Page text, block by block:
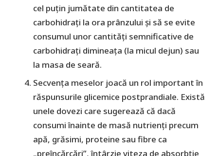
cel puțin jumătate din cantitatea de
carbohidrați la ora prânzului și să se evite
consumul unor cantități semnificative de
carbohidrați dimineața (la micul dejun) sau
la masa de seară.
Secvența meselor joacă un rol important în
răspunsurile glicemice postprandiale. Există
unele dovezi care sugerează că dacă
consumi înainte de masă nutrienți precum
apă, grăsimi, proteine sau fibre ca
„preîncărcări”, întârzie viteza de absorbție